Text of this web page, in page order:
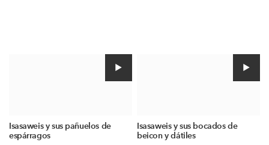
Isasaweis y sus pañuelos de
espárragos
Isasaweis y sus bocados de
beicon y dátiles